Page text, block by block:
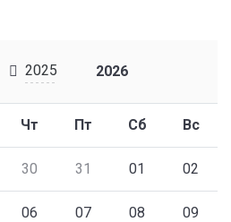
2025 2026
Чт Пт Сб Вс
30 31 01 02
06 07 08 09